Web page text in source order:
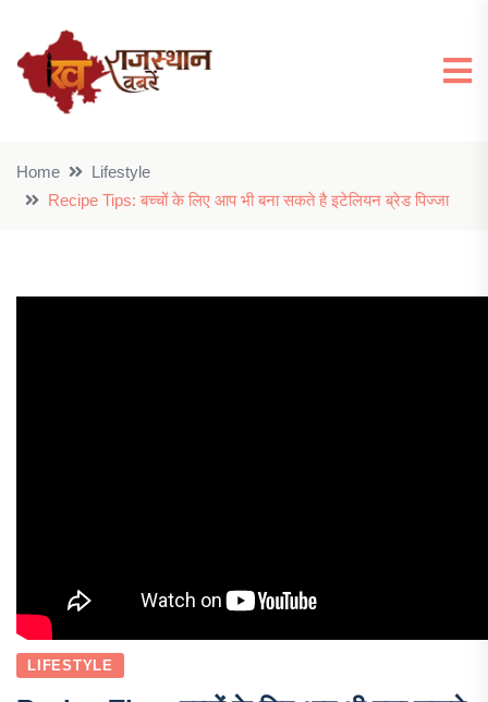
Home
Lifestyle
Recipe Tips: बच्चों के लिए आप भी बना सकते है इटेलियन ब्रेड पिज्जा
LIFESTYLE